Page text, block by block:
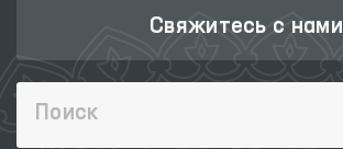
Свяжитесь с нами